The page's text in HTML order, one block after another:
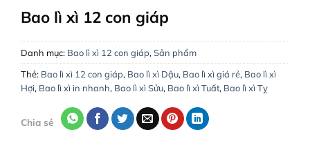
CHÚNG TÔI VINH HẠNH ĐƯỢC PHỤC VỤC QUÝ
KHÁCH!
VĂN PHÒNG LÀM VIỆC:
Hà Nội:29 Ngõ 155 Đường Cầu Giấy, Phường Quan Hoa,
Quận Cầu Giấy
Hà Tĩnh:288 Đường Nguyễn Du, Phường Bắc Hà, TP. Hà
Bao lì xì 12 con giáp
Danh mục: Bao lì xì 12 con giáp,Sản phẩm
Thẻ: Bao lì xì 12 con giáp, Bao lì xì Dậu, Bao lì xì giá rẻ, Bao lì xì
Hợi, Bao lì xì in nhanh, Bao lì xì Sửu, Bao lì xì Tuất, Bao lì xì Tỵ
Chia sẻ